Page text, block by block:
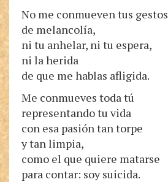
No me conmueven tus gestos
de melancolía,
ni tu anhelar, ni tu espera,
ni la herida
de que me hablas afligida.
Me conmueves toda tú
representando tu vida
con esa pasión tan torpe
y tan limpia,
como el que quiere matarse
para contar: soy suicida.